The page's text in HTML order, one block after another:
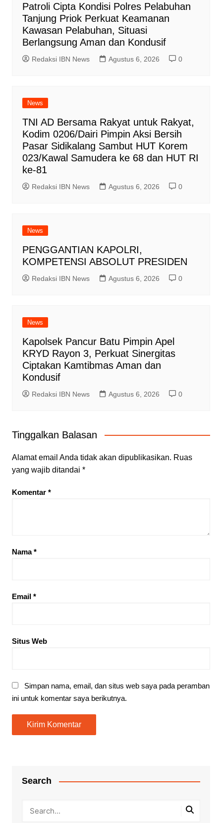
Patroli Cipta Kondisi Polres Pelabuhan
Tanjung Priok Perkuat Keamanan
Kawasan Pelabuhan, Situasi
Berlangsung Aman dan Kondusif
Redaksi IBN News Agustus 6, 2026 0
News
TNI AD Bersama Rakyat untuk Rakyat,
Kodim 0206/Dairi Pimpin Aksi Bersih
Pasar Sidikalang Sambut HUT Korem
023/Kawal Samudera ke 68 dan HUT RI
ke-81
Redaksi IBN News Agustus 6, 2026 0
News
PENGGANTIAN KAPOLRI,
KOMPETENSI ABSOLUT PRESIDEN
Redaksi IBN News Agustus 6, 2026 0
News
Kapolsek Pancur Batu Pimpin Apel
KRYD Rayon 3, Perkuat Sinergitas
Ciptakan Kamtibmas Aman dan
Kondusif
Redaksi IBN News Agustus 6, 2026 0
Tinggalkan Balasan
Alamat email Anda tidak akan dipublikasikan. Ruas
yang wajib ditandai *
Komentar *
Nama*
Email *
Situs Web
Simpan nama, email, dan situs web saya pada peramban
ini untuk komentar saya berikutnya.
Search